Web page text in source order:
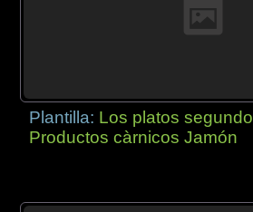
Plantilla: Los platos segundo
Productos càrnicos Jamón